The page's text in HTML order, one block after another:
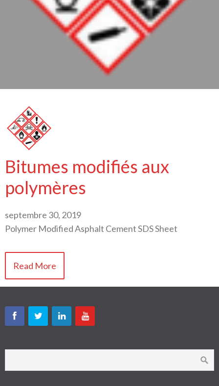
Bitumes modifiés aux
polymères
septembre 30, 2019
Polymer Modified Asphalt Cement SDS Sheet
Read More